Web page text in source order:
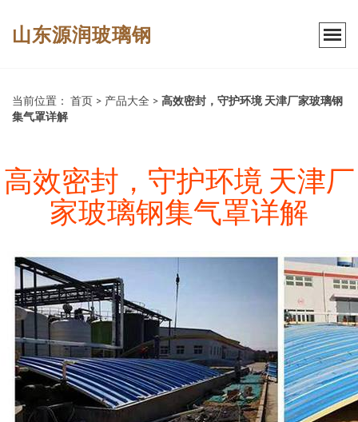
山东源润玻璃钢
当前位置： 首页 > 产品大全 > 高效密封，守护环境 天津厂家玻璃钢
集气罩详解
高效密封，守护环境 天津厂
家玻璃钢集气罩详解